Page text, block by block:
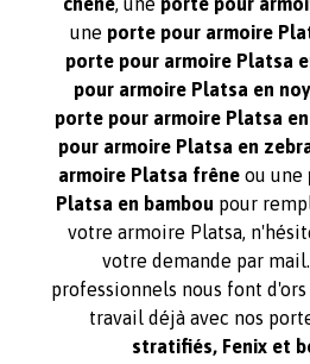
une porte pour armoire
porte pour armoire Platsa
pour armoire Platsa en
porte pour armoire Platsa
pour armoire Platsa en
armoire Platsa frêne ou une
Platsa en bambou pour
votre armoire Platsa,
votre demande par
professionnels nous font
travail déjà avec nos
stratifiés, Fenix et